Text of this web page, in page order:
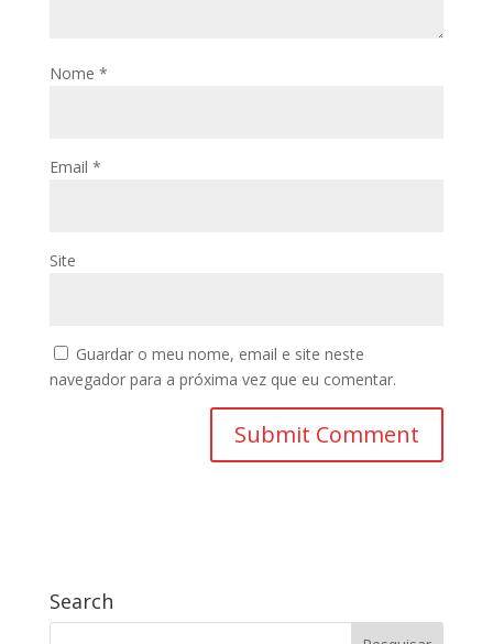
Nome *
Email *
Site
Guardar o meu nome, email e site neste
navegador para a próxima vez que eu comentar.
Search